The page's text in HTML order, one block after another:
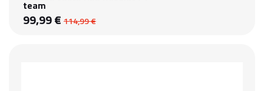
team
99,99 € 114,99 €